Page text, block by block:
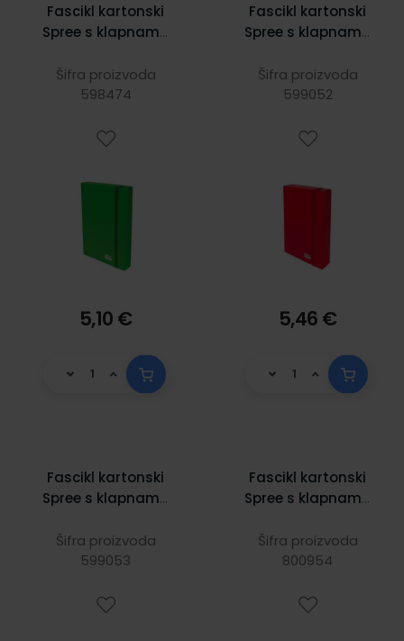
Fascikl kartonski
Spree s klapnama
250X350X50 mm,
zeleni
Šifra proizvoda
598474
5,10 €
Fascikl kartonski
Spree s klapnama
260X335X70 mm,
crveni
Šifra proizvoda
599052
5,46 €
Fascikl kartonski
Spree s klapnama
260X335X70mm,
zeleni
Šifra proizvoda
599053
Fascikl kartonski
Spree s klapnama
260x340 mm; crni
Šifra proizvoda
800954